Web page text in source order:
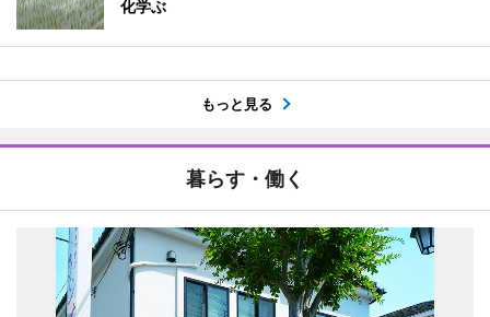
化学ぶ
もっと見る
暮らす・働く